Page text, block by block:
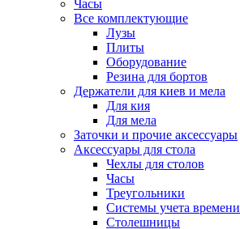
Часы
Все комплектующие
Лузы
Плиты
Оборудование
Резина для бортов
Держатели для киев и мела
Для кия
Для мела
Заточки и прочие аксессуары
Аксессуары для стола
Чехлы для столов
Часы
Треугольники
Системы учета времени
Столешницы